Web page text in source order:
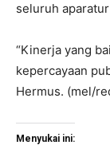
seluruh
“Kinerja yang
kepercayaan
Hermus. (mel/
Menyukai ini: